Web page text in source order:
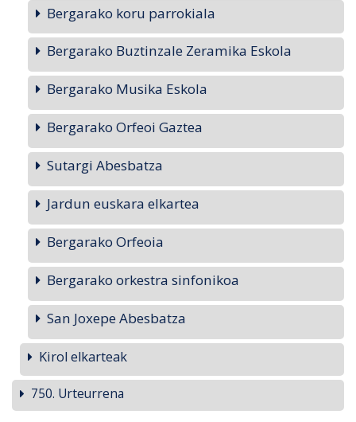
Bergarako koru parrokiala
Bergarako Buztinzale Zeramika Eskola
Bergarako Musika Eskola
Bergarako Orfeoi Gaztea
Sutargi Abesbatza
Jardun euskara elkartea
Bergarako Orfeoia
Bergarako orkestra sinfonikoa
San Joxepe Abesbatza
Kirol elkarteak
750. Urteurrena